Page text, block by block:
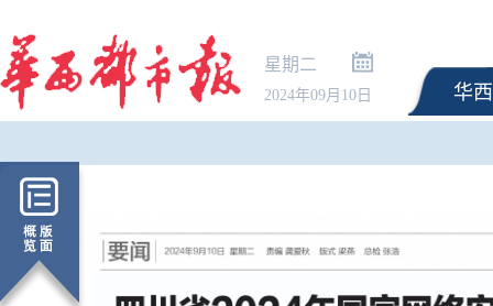
星期二
2024年09月10日 华
市场监管总局：《公平
条例实施办法》近期将